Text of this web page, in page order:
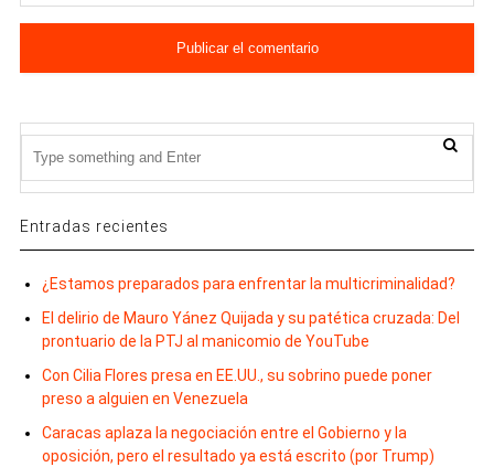
Entradas recientes
¿Estamos preparados para enfrentar la multicriminalidad?
El delirio de Mauro Yánez Quijada y su patética cruzada: Del
prontuario de la PTJ al manicomio de YouTube
Con Cilia Flores presa en EE.UU., su sobrino puede poner
preso a alguien en Venezuela
Caracas aplaza la negociación entre el Gobierno y la
oposición, pero el resultado ya está escrito (por Trump)